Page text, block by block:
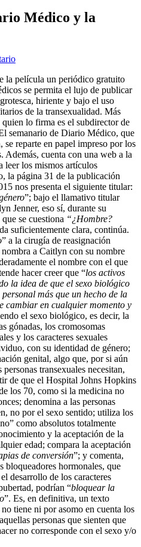
Médico y la
la película un periódico gratuito
se permita el lujo de publicar
hiriente y bajo el uso
de la transexualidad. Más
lo firma es el subdirector de
semanario de Diario Médico, que
se reparte en papel impreso por los
Además, cuenta con una web a la
leer los mismos artículos
la página 31 de la publicación
nos presenta el siguiente titular:
”; bajo el llamativo titular
Jenner, eso sí, durante su
se cuestiona “¿Hombre?
suficientemente clara, continúa.
” a la cirugía de reasignación
nombra a Caitlyn con su nombre
el nombre con el que
hacer creer que “los activos
la idea de que el sexo biológico
más que un hecho de la
cambiar en cualquier momento y
el sexo biológico, es decir, la
gónadas, los cromosomas
y los caracteres sexuales
con su identidad de género;
genital, algo que, por si aún
transexuales necesitan,
de que el Hospital Johns Hopkins
los 70, como si la medicina no
denomina a las personas
no por el sexo sentido; utiliza los
como absolutos totalmente
y la aceptación de la
edad; compara la aceptación
de conversión”; y comenta,
bloqueadores hormonales, que
desarrollo de los caracteres
podrían “bloquear la
”. Es, en definitiva, un texto
tiene ni por asomo en cuenta los
personas que sienten que
no corresponde con el sexo y/o